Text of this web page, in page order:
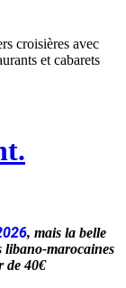
croisières avec
et cabarets
, mais la belle
libano-marocaines
de 40€